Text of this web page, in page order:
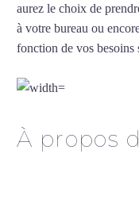
aurez le choix de
à votre bureau ou
fonction de vos besoins
À propos